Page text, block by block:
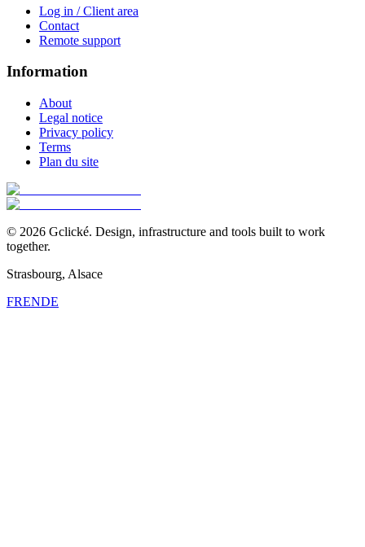
Log in / Client area
Contact
Remote support
Information
About
Legal notice
Privacy policy
Terms
Plan du site
© 2026 Gclické. Design, infrastructure and tools built to work
together.
Strasbourg, Alsace
FRENDE